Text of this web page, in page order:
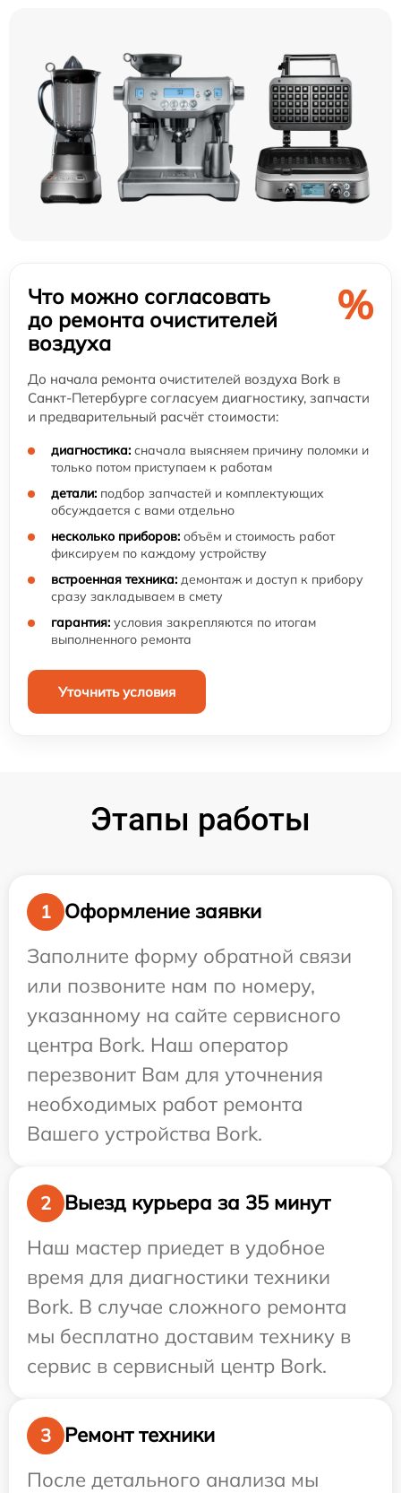
Что можно согласовать
до ремонта очистителей
воздуха
%
До начала ремонта очистителей воздуха Bork в
Санкт-Петербурге согласуем диагностику, запчасти
и предварительный расчёт стоимости:
диагностика: сначала выясняем причину поломки и
только потом приступаем к работам
детали: подбор запчастей и комплектующих
обсуждается с вами отдельно
несколько приборов: объём и стоимость работ
фиксируем по каждому устройству
встроенная техника: демонтаж и доступ к прибору
сразу закладываем в смету
гарантия: условия закрепляются по итогам
выполненного ремонта
Уточнить условия
Этапы работы
1
Оформление заявки
Заполните форму обратной связи
или позвоните нам по номеру,
указанному на сайте сервисного
центра Bork. Наш оператор
перезвонит Вам для уточнения
необходимых работ ремонта
Вашего устройства Bork.
2
Выезд курьера за 35 минут
Наш мастер приедет в удобное
время для диагностики техники
Bork. В случае сложного ремонта
мы бесплатно доставим технику в
сервис в сервисный центр Bork.
3
Ремонт техники
После детального анализа мы